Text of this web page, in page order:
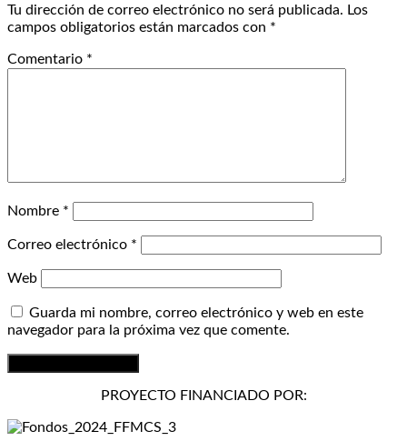
Tu dirección de correo electrónico no será publicada. Los
campos obligatorios están marcados con *
Comentario *
Nombre *
Correo electrónico *
Web
Guarda mi nombre, correo electrónico y web en este
navegador para la próxima vez que comente.
PROYECTO FINANCIADO POR: